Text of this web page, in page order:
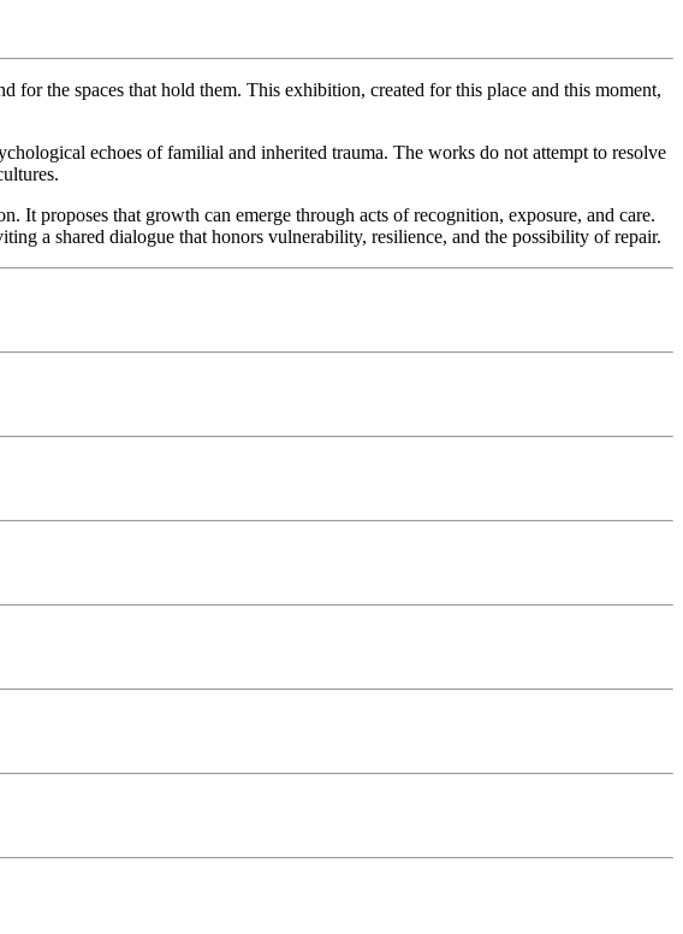
the spaces that hold them. This exhibition, created for this place and this moment,
echoes of familial and inherited trauma. The works do not attempt to resolve
It proposes that growth can emerge through acts of recognition, exposure, and care.
a shared dialogue that honors vulnerability, resilience, and the possibility of repair.